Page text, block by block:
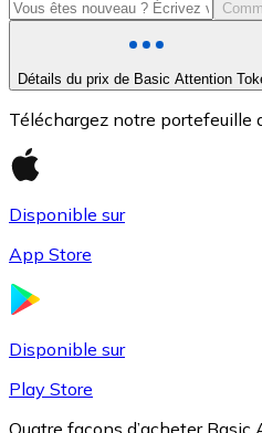
Détails du prix de Basic Attention
Téléchargez notre portefeuille
Disponible sur
App Store
Disponible sur
Play Store
Quatre façons d’acheter